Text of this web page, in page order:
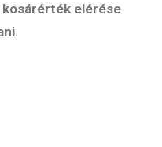
elérése
.